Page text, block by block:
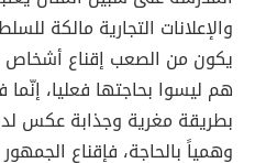
والإعلانات التجارية مالكة
يكون من الصعب إقناع أشخاص
هم ليسوا بحاجتها فعليا،
بطريقة مغرية وجذابة عكس
وهمياً بالحاجة، فإقناع